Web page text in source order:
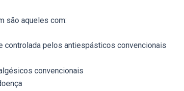
são aqueles com:
controlada pelos antiespásticos convencionais
convencionais